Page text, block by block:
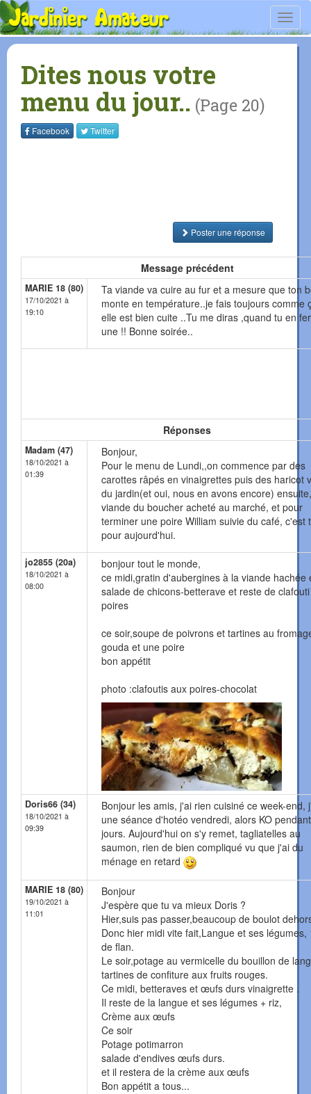
Dites nous votre
menu du jour.. (Page 20)
Facebook Twitter
Poster une réponse
Message précédent
MARIE 18 (80)
17/10/2021 à
19:10
Ta viande va cuire au fur et a mesure que ton
monte en température..je fais toujours comme
elle est bien cuite ..Tu me diras ,quand tu en
une !! Bonne soirée..
Réponses
Madam (47)
18/10/2021 à
01:39
Bonjour,
Pour le menu de Lundi,,on commence par des
carottes râpés en vinaigrettes puis des haricot
du jardin(et oui, nous en avons encore) ensuite,
viande du boucher acheté au marché, et pour
terminer une poire William suivie du café, c'est
pour aujourd'hui.
jo2855 (20a)
18/10/2021 à
08:00
bonjour tout le monde,
ce midi,gratin d'aubergines à la viande hachée
salade de chicons-betterave et reste de
poires
ce soir,soupe de poivrons et tartines au
gouda et une poire
bon appétit
photo :clafoutis aux poires-chocolat
Doris66 (34)
18/10/2021 à
09:39
Bonjour les amis, j'ai rien cuisiné ce week-end,
une séance d'hotéo vendredi, alors KO
jours. Aujourd'hui on s'y remet, tagliatelles au
saumon, rien de bien compliqué vu que j'ai du
ménage en retard
MARIE 18 (80)
19/10/2021 à
11:01
Bonjour
J'espère que tu va mieux Doris ?
Hier,suis pas passer,beaucoup de boulot
Donc hier midi vite fait,Langue et ses légumes,
de flan.
Le soir,potage au vermicelle du bouillon de
tartines de confiture aux fruits rouges.
Ce midi, betteraves et œufs durs vinaigrette .
Il reste de la langue et ses légumes + riz,
Crème aux œufs
Ce soir
Potage potimarron
salade d'endives œufs durs.
et il restera de la crème aux œufs
Bon appétit a tous...